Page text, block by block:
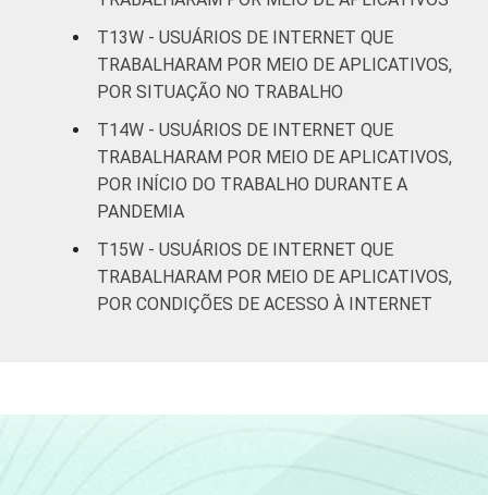
T13W - USUÁRIOS DE INTERNET QUE
TRABALHARAM POR MEIO DE APLICATIVOS,
POR SITUAÇÃO NO TRABALHO
T14W - USUÁRIOS DE INTERNET QUE
TRABALHARAM POR MEIO DE APLICATIVOS,
POR INÍCIO DO TRABALHO DURANTE A
PANDEMIA
T15W - USUÁRIOS DE INTERNET QUE
TRABALHARAM POR MEIO DE APLICATIVOS,
POR CONDIÇÕES DE ACESSO À INTERNET